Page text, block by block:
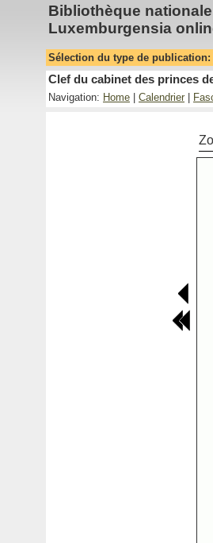
Bibliothèque
Luxemburgensia
Sélection du type de publication:
Clef du cabinet des princes
Navigation: Home Calendrier